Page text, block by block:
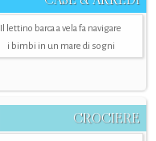
Il lettino barca a vela fa navigare
i bimbi in un mare di sogni
CROCIERE